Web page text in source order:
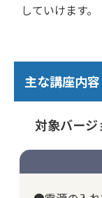
していけます。
主な講座内容
対象バー